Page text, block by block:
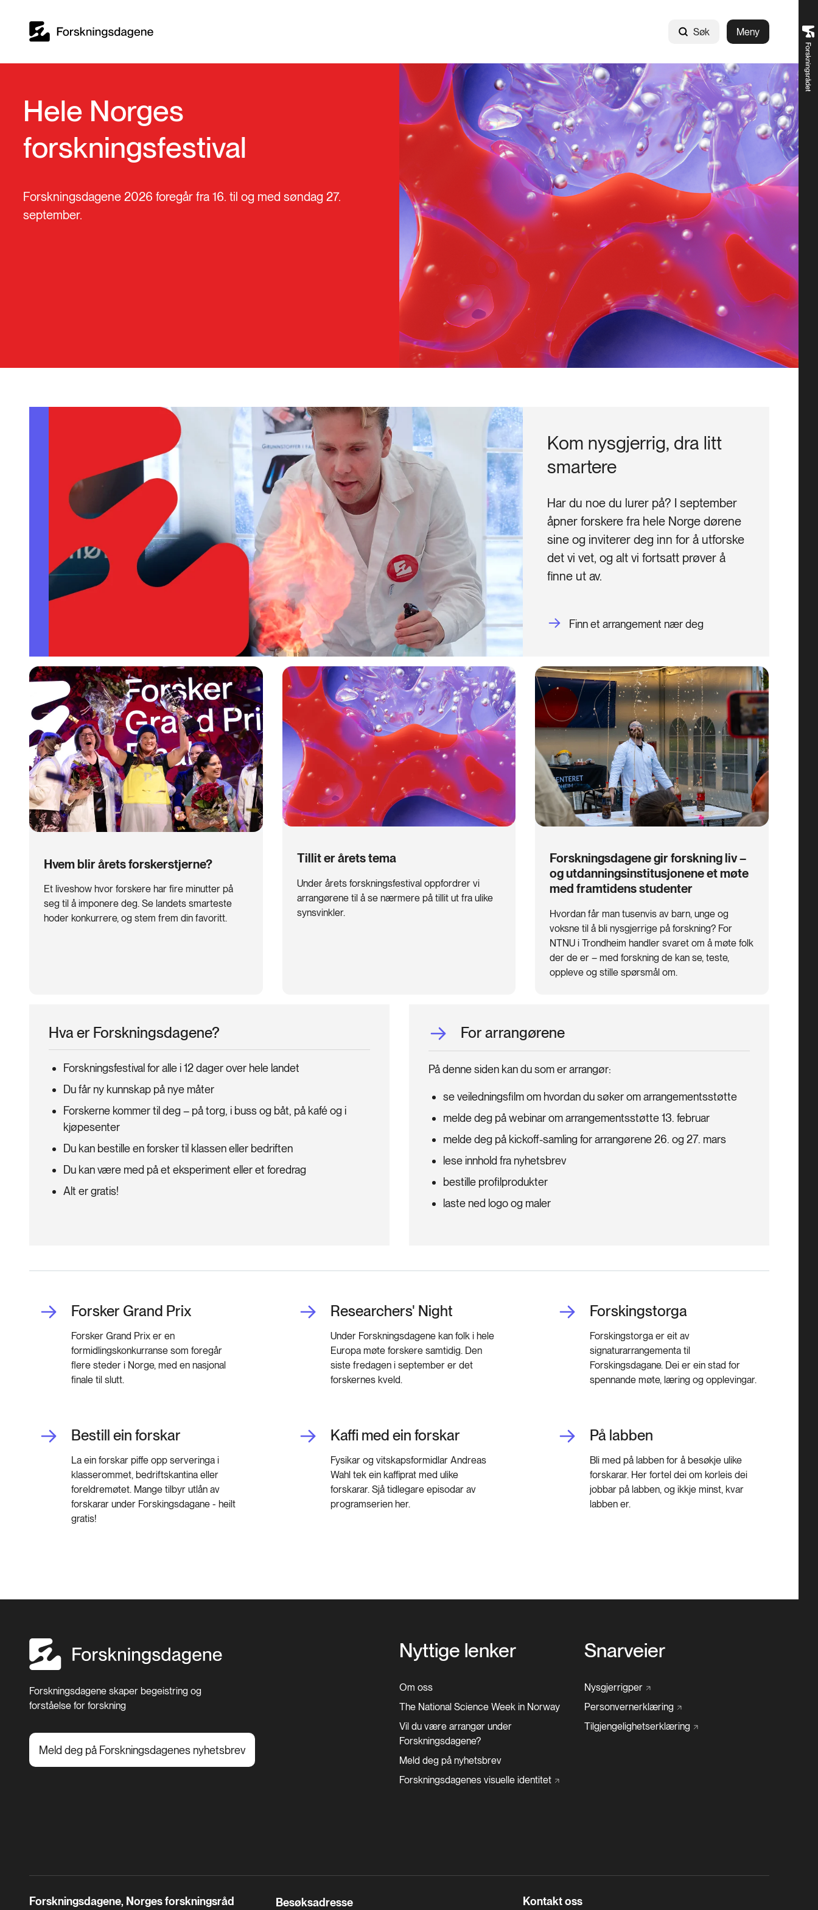
Søk Meny
Hele Norges
forskningsfestival
Forskningsdagene 2026 foregår fra 16. til og med søndag 27.
september.
Kom nysgjerrig, dra litt
smartere
Har du noe du lurer på? I september
åpner forskere fra hele Norge dørene
sine og inviterer deg inn for å utforske
det vi vet, og alt vi fortsatt prøver å
finne ut av.
Finn et arrangement nær deg
Hvem blir årets forskerstjerne?
Et liveshow hvor forskere har fire minutter på
seg til å imponere deg. Se landets smarteste
hoder konkurrere, og stem frem din favoritt.
Tillit er årets tema
Under årets forskningsfestival oppfordrer vi
arrangørene til å se nærmere på tillit ut fra ulike
synsvinkler.
Forskningsdagene gir forskning liv –
og utdanningsinstitusjonene et møte
med framtidens studenter
Hvordan får man tusenvis av barn, unge og
voksne til å bli nysgjerrige på forskning? For
NTNU i Trondheim handler svaret om å møte folk
der de er – med forskning de kan se, teste,
oppleve og stille spørsmål om.
Hva er Forskningsdagene?
Forskningsfestival for alle i 12 dager over hele landet
Du får ny kunnskap på nye måter
Forskerne kommer til deg – på torg, i buss og båt, på kafé og i
kjøpesenter
Du kan bestille en forsker til klassen eller bedriften
Du kan være med på et eksperiment eller et foredrag
Alt er gratis!
For arrangørene
På denne siden kan du som er arrangør:
se veiledningsfilm om hvordan du søker om arrangementsstøtte
melde deg på webinar om arrangementsstøtte 13. februar
melde deg på kickoff-samling for arrangørene 26. og 27. mars
lese innhold fra nyhetsbrev
bestille profilprodukter
laste ned logo og maler
Forsker Grand Prix
Forsker Grand Prix er en
formidlingskonkurranse som foregår
flere steder i Norge, med en nasjonal
finale til slutt.
Researchers' Night
Under Forskningsdagene kan folk i hele
Europa møte forskere samtidig. Den
siste fredagen i september er det
forskernes kveld.
Forskingstorga
Forskingstorga er eit av
signaturarrangementa til
Forskingsdagane. Dei er ein stad for
spennande møte, læring og opplevingar.
Bestill ein forskar
La ein forskar piffe opp serveringa i
klasserommet, bedriftskantina eller
foreldremøtet. Mange tilbyr utlån av
forskarar under Forskingsdagane - heilt
gratis!
Kaffi med ein forskar
Fysikar og vitskapsformidlar Andreas
Wahl tek ein kaffiprat med ulike
forskarar. Sjå tidlegare episodar av
programserien her.
På labben
Bli med på labben for å besøkje ulike
forskarar. Her fortel dei om korleis dei
jobbar på labben, og ikkje minst, kvar
labben er.
Forskningsdagene skaper begeistring og
forståelse for forskning
Meld deg på Forskningsdagenes nyhetsbrev
Nyttige lenker
Om oss
The National Science Week in Norway
Vil du være arrangør under
Forskningsdagene?
Meld deg på nyhetsbrev
Forskningsdagenes visuelle identitet
Snarveier
Nysgjerrigper
Personvernerklæring
Tilgjengelighetserklæring
Forskningsdagene, Norges forskningsråd Besøksadresse Kontakt oss